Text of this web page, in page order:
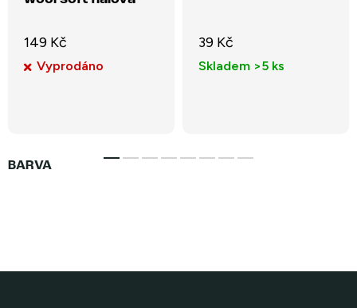
149 Kč
Vyprodáno
39 Kč
Skladem >5 ks